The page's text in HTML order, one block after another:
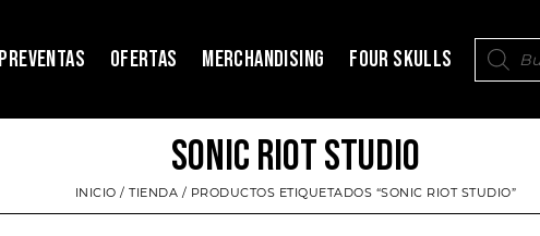
PREVENTAS OFERTAS MERCHANDISING FOUR SKULLS
SONIC RIOT STUDIO
INICIO /TIENDA / PRODUCTOS ETIQUETADOS “SONIC RIOT STUDIO”